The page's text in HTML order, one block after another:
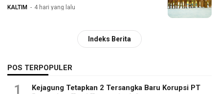
KALTIM 4 hari yang lalu
Indeks Berita
POS TERPOPULER
1
Kejagung Tetapkan 2 Tersangka Baru Korupsi PT